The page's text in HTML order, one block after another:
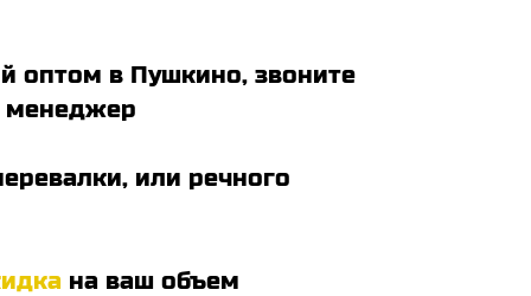
оптом в Пушкино, звоните
менеджер
или речного
на ваш объем